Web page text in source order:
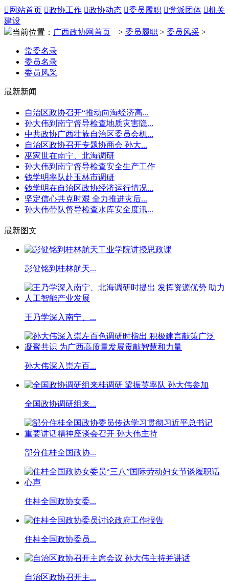
 网站首页 政协工作 政协动态 委员履职 党派团体 机关
建设
当前位置： 广西政协网首页 > 委员履职 > 委员风采 >
常委名录
委员名录
委员风采
最新新闻
自治区政协召开“推动向海经济高...
孙大伟到南宁督导检查地质灾害隐...
中共政协广西壮族自治区委员会机...
自治区政协召开专题协商会 孙大...
巫家世在南宁、北海调研
孙大伟到南宁督导检查安全生产工作
钱学明率队赴玉林市调研
钱学明在自治区政协经济运行情况...
坚定信心共克时艰 全力推进灾后...
孙大伟带队督导检查水库安全度汛...
最新图文
彭健铭到桂林航天...
王乃学深入南宁、...
孙大伟深入崇左百...
全国政协调研组来...
部分住桂全国政协...
住桂全国政协女委...
住桂全国政协委员...
自治区政协召开主...